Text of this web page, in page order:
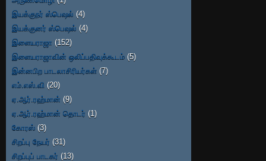
இயக்குநர் ஸ்பெஷல் (4)
இயக்குனர் ஸ்பெஷல் (4)
இளையராஜா (152)
இளையராஜாவின் ஒலிப்பதிவுக்கூடம் (5)
இன்னபிற பாடலாசிரியர்கள் (7)
எம்.எஸ்.வி (20)
ஏ.ஆர்.ரஹ்மான் (9)
ஏ.ஆர்.ரஹ்மான் தொடர் (1)
கோரஸ் (3)
சிறப்பு நேயர் (31)
சிறப்புப் பாடகர் (13)